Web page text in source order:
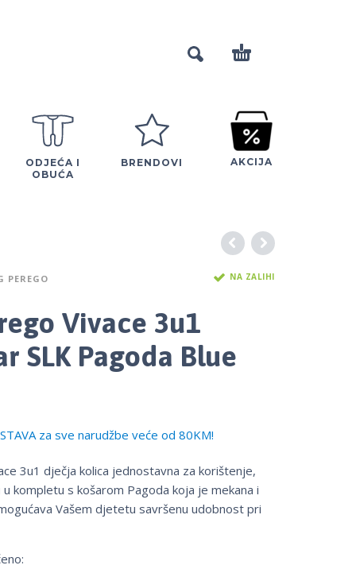
ODJEĆA I
OBUĆA
BRENDOVI AKCIJA
PEREGO NA ZALIHI
Vivace 3u1
SLK Pagoda Blue
za sve narudžbe veće od 80KM!
3u1 dječja kolica jednostavna za korištenje,
u kompletu s košarom Pagoda koja je mekana i
Vašem djetetu savršenu udobnost pri